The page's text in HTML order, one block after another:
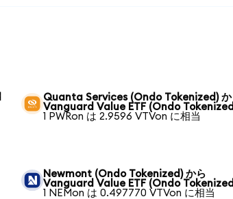
Quanta Services (Ondo Tokenized) か
Vanguard Value ETF (Ondo
1 PWRon は 2.9596 VTVon に相当
Newmont (Ondo Tokenized) から
Vanguard Value ETF (Ondo
1 NEMon は 0.497770 VTVon に相当